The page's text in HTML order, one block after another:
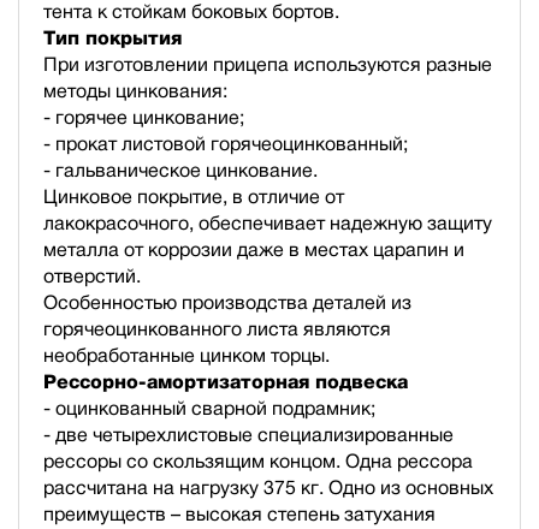
тента к стойкам боковых бортов.
Тип покрытия
При изготовлении прицепа используются разные
методы цинкования:
- горячее цинкование;
- прокат листовой горячеоцинкованный;
- гальваническое цинкование.
Цинковое покрытие, в отличие от
лакокрасочного, обеспечивает надежную защиту
металла от коррозии даже в местах царапин и
отверстий.
Особенностью производства деталей из
горячеоцинкованного листа являются
необработанные цинком торцы.
Рессорно-амортизаторная подвеска
- оцинкованный сварной подрамник;
- две четырехлистовые специализированные
рессоры со скользящим концом. Одна рессора
рассчитана на нагрузку 375 кг. Одно из основных
преимуществ – высокая степень затухания